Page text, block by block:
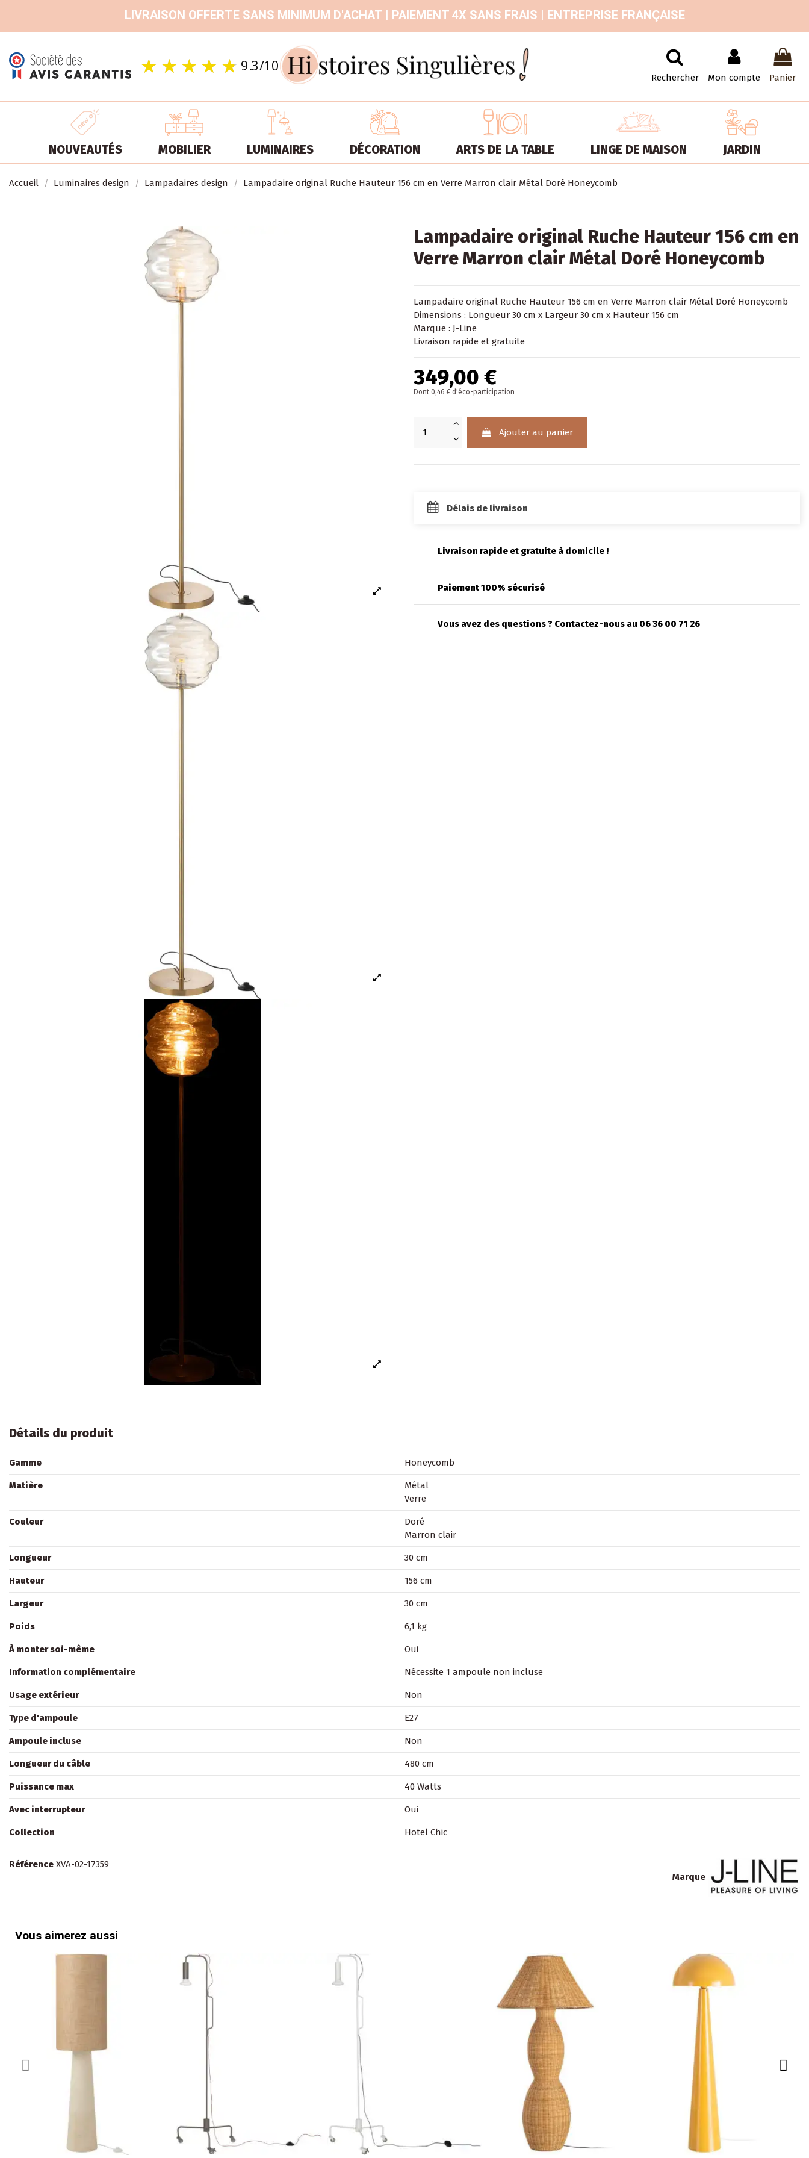
LIVRAISON OFFERTE SANS MINIMUM D'ACHAT | PAIEMENT 4X SANS FRAIS | ENTREPRISE FRANÇAISE
9.3/10 Rechercher Mon compte Panier
NOUVEAUTÉS MOBILIER LUMINAIRES DÉCORATION ARTS DE LA TABLE LINGE DE MAISON JARDIN
Accueil Luminaires design Lampadaires design Lampadaire original Ruche Hauteur 156 cm en Verre Marron clair Métal Doré Honeycomb
Lampadaire original Ruche Hauteur 156 cm en
Verre Marron clair Métal Doré Honeycomb
Lampadaire original Ruche Hauteur 156 cm en Verre Marron clair Métal Doré Honeycomb
Dimensions : Longueur 30 cm x Largeur 30 cm x Hauteur 156 cm
Marque : J-Line
Livraison rapide et gratuite
349,00 €
Dont 0,46 € d'éco-participation
Ajouter au panier
Délais de livraison
Livraison rapide et gratuite à domicile !
Paiement 100% sécurisé
Vous avez des questions ? Contactez-nous au 06 36 00 71 26
Détails du produit
Gamme Honeycomb
Matière
Métal
Verre
Couleur
Doré
Marron clair
Longueur 30 cm
Hauteur 156 cm
Largeur 30 cm
Poids 6,1 kg
À monter soi-même Oui
Information complémentaire Nécessite 1 ampoule non incluse
Usage extérieur Non
Type d'ampoule E27
Ampoule incluse Non
Longueur du câble 480 cm
Puissance max 40 Watts
Avec interrupteur Oui
Collection Hotel Chic
Marque
Référence XVA-02-17359
Vous aimerez aussi